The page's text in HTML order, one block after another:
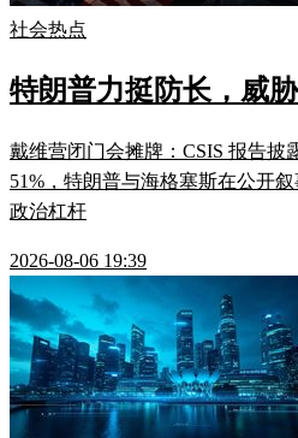
社会热点
特朗普力挺防长，威
戴维营闭门会摊牌：CSIS 报告披
51%，特朗普与海格塞斯在公开
政治杠杆
2026-08-06 19:39